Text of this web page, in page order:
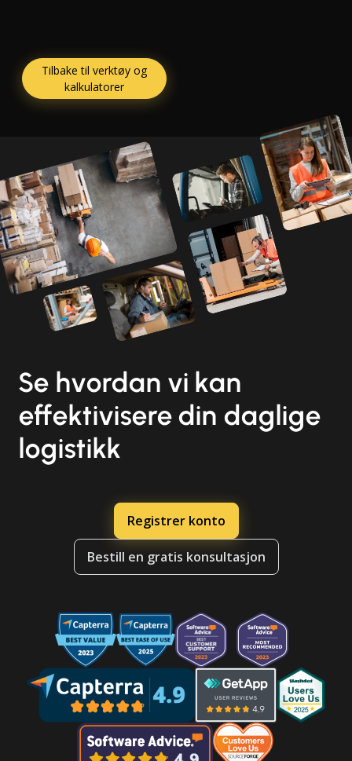
Tilbake til verktøy og
kalkulatorer
Se hvordan vi kan
effektivisere din daglige
logistikk
Registrer konto
Bestill en gratis konsultasjon